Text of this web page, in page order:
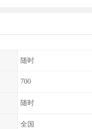
随时
700
随时
全国